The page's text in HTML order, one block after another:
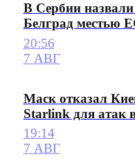
В Сербии назвали
Белград местью
20:56
7 АВГ
Маск отказал
Starlink для атак
19:14
7 АВГ